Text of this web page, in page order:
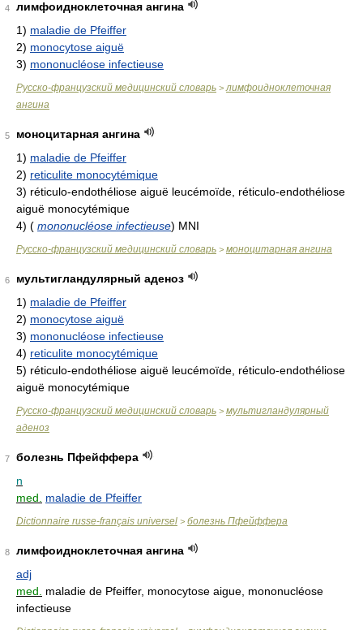
4
лимфоидноклеточная ангина
1) maladie de Pfeiffer
2) monocytose aiguë
3) mononucléose infectieuse
Русско-французский медицинский словарь > лимфоидноклеточная
ангина
5
моноцитарная ангина
1) maladie de Pfeiffer
2) reticulite monocytémique
3) réticulo-endothéliose aiguë leucémoïde, réticulo-endothéliose
aiguë monocytémique
4) ( mononucléose infectieuse) MNI
Русско-французский медицинский словарь > моноцитарная ангина
6
мультигландулярный аденоз
1) maladie de Pfeiffer
2) monocytose aiguë
3) mononucléose infectieuse
4) reticulite monocytémique
5) réticulo-endothéliose aiguë leucémoïde, réticulo-endothéliose
aiguë monocytémique
Русско-французский медицинский словарь > мультигландулярный
аденоз
7
болезнь Пфейффера
n
med.
maladie de Pfeiffer
Dictionnaire russe-français universel > болезнь Пфейффера
8
лимфоидноклеточная ангина
adj
med.
maladie de Pfeiffer, monocytose aigue, mononucléose
infectieuse